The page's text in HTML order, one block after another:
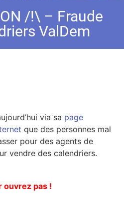
/!\ – Fraude
ValDem
via sa page
que des personnes mal
pour des agents de
vendre des calendriers.
ouvrez pas !